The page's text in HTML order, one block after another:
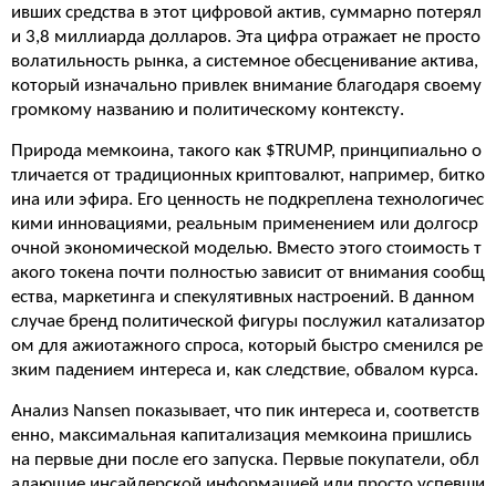
ивших средства в этот цифровой актив, суммарно потерял
и 3,8 миллиарда долларов. Эта цифра отражает не просто
волатильность рынка, а системное обесценивание актива,
который изначально привлек внимание благодаря своему
громкому названию и политическому контексту.
Природа мемкоина, такого как $TRUMP, принципиально о
тличается от традиционных криптовалют, например, битко
ина или эфира. Его ценность не подкреплена технологичес
кими инновациями, реальным применением или долгоср
очной экономической моделью. Вместо этого стоимость т
акого токена почти полностью зависит от внимания сообщ
ества, маркетинга и спекулятивных настроений. В данном
случае бренд политической фигуры послужил катализатор
ом для ажиотажного спроса, который быстро сменился ре
зким падением интереса и, как следствие, обвалом курса.
Анализ Nansen показывает, что пик интереса и, соответств
енно, максимальная капитализация мемкоина пришлись
на первые дни после его запуска. Первые покупатели, обл